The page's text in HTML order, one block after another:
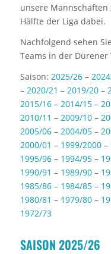
unsere
Hälfte der Liga dabei.
Nachfolgend sehen
Teams in der Dürener
Saison: 2025/26–
– 2020/21 – 2019/20–
2015/16– 2014/15–
2010/11 – 2009/10–
2005/06– 2004/05–
2000/01 – 1999/2000–
1995/96– 1994/95–
1990/91 – 1989/90–
1985/86– 1984/85–
1980/81 – 1979/80–
1972/73
SAISON 2025/26